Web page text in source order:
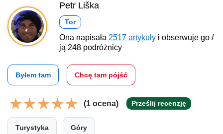
Petr Liška
Tor
Ona napisała 2517 artykuły i obserwuje go /
ją 248 podróżnicy
Byłem tam Chcę tam pójść
(1 ocena) Prześlij recenzję
Turystyka Góry